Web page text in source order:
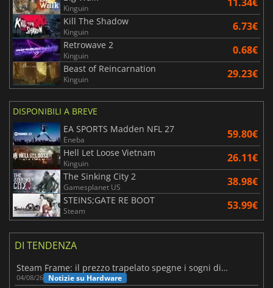
Kinguin
Kill The Shadow
Kinguin 6.73€
Retrowave 2
Kinguin 0.68€
Beast of Reincarnation
Kinguin 29.23€
DISPONIBILI A BREVE
EA SPORTS Madden NFL 27
Eneba 59.80€
Hell Let Loose Vietnam
Kinguin 26.11€
The Sinking City 2
Gamesplanet US 38.98€
STEINS;GATE RE BOOT
Steam 53.99€
DI TENDENZA
Steam Frame: il prezzo trapelato spegne i sogni di un VR economico
04/08/26 Notizie su Hardware